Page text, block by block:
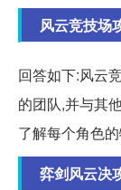
风云竞技场
回答如下:风云
的团队,并与其
了解每个角色
弈剑风云决